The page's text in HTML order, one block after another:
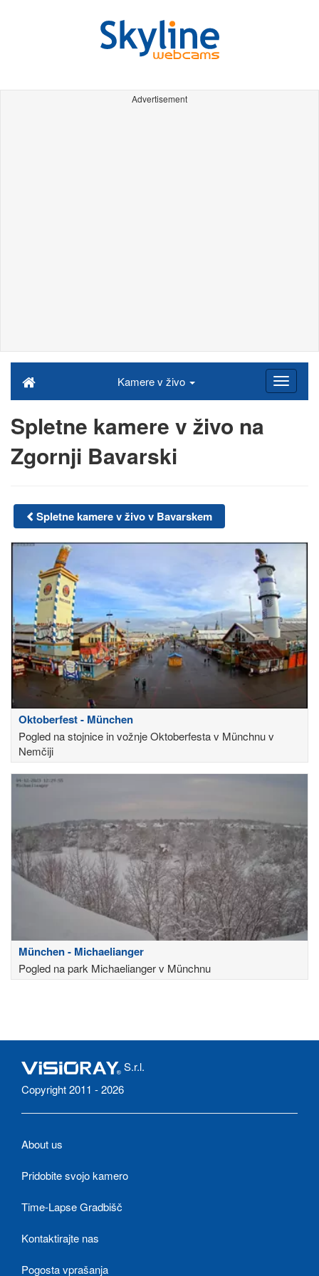
Advertisement
Kamere v živo
Spletne kamere v živo na
Zgornji Bavarski
Spletne kamere v živo v Bavarskem
Oktoberfest - München
Pogled na stojnice in vožnje Oktoberfesta v Münchnu v
Nemčiji
München - Michaelianger
Pogled na park Michaelianger v Münchnu
S.r.l.
Copyright 2011 - 2026
About us
Pridobite svojo kamero
Time-Lapse Gradbišč
Kontaktirajte nas
Pogosta vprašanja